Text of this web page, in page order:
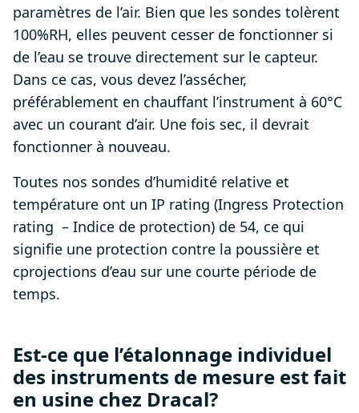
paramètres de l’air. Bien que les sondes tolèrent
100%RH, elles peuvent cesser de fonctionner si
de l’eau se trouve directement sur le capteur.
Dans ce cas, vous devez l’assécher,
préférablement en chauffant l’instrument à 60°C
avec un courant d’air. Une fois sec, il devrait
fonctionner à nouveau.
Toutes nos sondes d’humidité relative et
température ont un IP rating (Ingress Protection
rating – Indice de protection) de 54, ce qui
signifie une protection contre la poussière et
cprojections d’eau sur une courte période de
temps.
Est-ce que l’étalonnage individuel
des instruments de mesure est fait
en usine chez Dracal?